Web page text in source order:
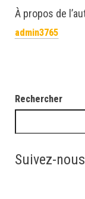
À propos de
admin3765
Rechercher
Suivez-nous